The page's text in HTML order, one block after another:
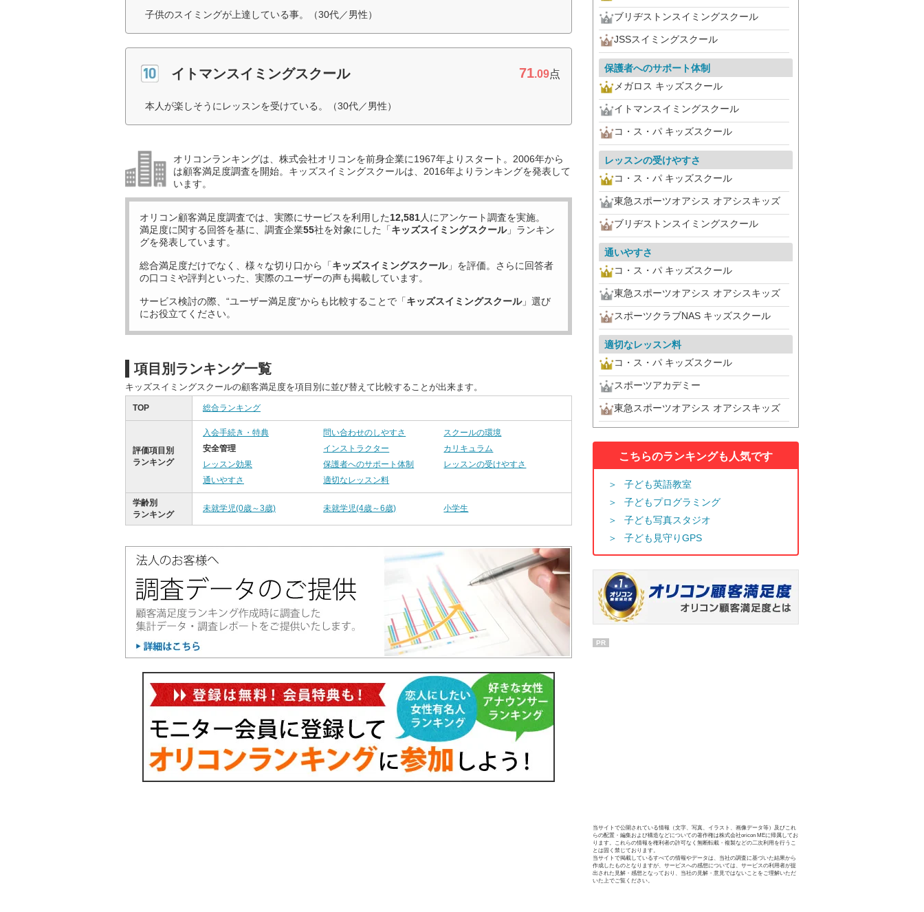
子供のスイミングが上達している事。（30代／男性）
イトマンスイミングスクール 71.09点
本人が楽しそうにレッスンを受けている。（30代／男性）
オリコンランキングは、株式会社オリコンを前身企業に1967年よりスタート。2006年から
は顧客満足度調査を開始。キッズスイミングスクールは、2016年よりランキングを発表して
います。
オリコン顧客満足度調査では、実際にサービスを利用した12,581人にアンケート調査を実施。
満足度に関する回答を基に、調査企業55社を対象にした「キッズスイミングスクール」ランキン
グを発表しています。
総合満足度だけでなく、様々な切り口から「キッズスイミングスクール」を評価。さらに回答者
の口コミや評判といった、実際のユーザーの声も掲載しています。
サービス検討の際、“ユーザー満足度”からも比較することで「キッズスイミングスクール」選び
にお役立てください。
項目別ランキング一覧
キッズスイミングスクールの顧客満足度を項目別に並び替えて比較することが出来ます。
TOP 総合ランキング
評価項目別
ランキング
入会手続き・特典 問い合わせのしやすさ
スクールの環境
安全管理
インストラクター
カリキュラム
レッスン効果
保護者へのサポート体制
レッスンの受けやすさ
通いやすさ
適切なレッスン料
学齢別
ランキング
未就学児(0歳～3歳) 未就学児(4歳～6歳) 小学生
ブリヂストンスイミングスクール
JSSスイミングスクール
保護者へのサポート体制
メガロス キッズスクール
イトマンスイミングスクール
コ・ス・パ キッズスクール
レッスンの受けやすさ
コ・ス・パ キッズスクール
東急スポーツオアシス オアシスキッズ
ブリヂストンスイミングスクール
通いやすさ
コ・ス・パ キッズスクール
東急スポーツオアシス オアシスキッズ
スポーツクラブNAS キッズスクール
適切なレッスン料
コ・ス・パ キッズスクール
スポーツアカデミー
東急スポーツオアシス オアシスキッズ
こちらのランキングも人気です
子ども英語教室
子どもプログラミング
子ども写真スタジオ
子ども見守りGPS
PR
当サイトで公開されている情報（文字、写真、イラスト、画像データ等）及びこれ
らの配置・編集および構造などについての著作権は株式会社oricon MEに帰属してお
ります。これらの情報を権利者の許可なく無断転載・複製などの二次利用を行うこ
とは固く禁じております。
当サイトで掲載しているすべての情報やデータは、当社の調査に基づいた結果から
作成したものとなりますが、サービスへの感想については、サービスの利用者が提
出された見解・感想となっており、当社の見解・意見ではないことをご理解いただ
いた上でご覧ください。